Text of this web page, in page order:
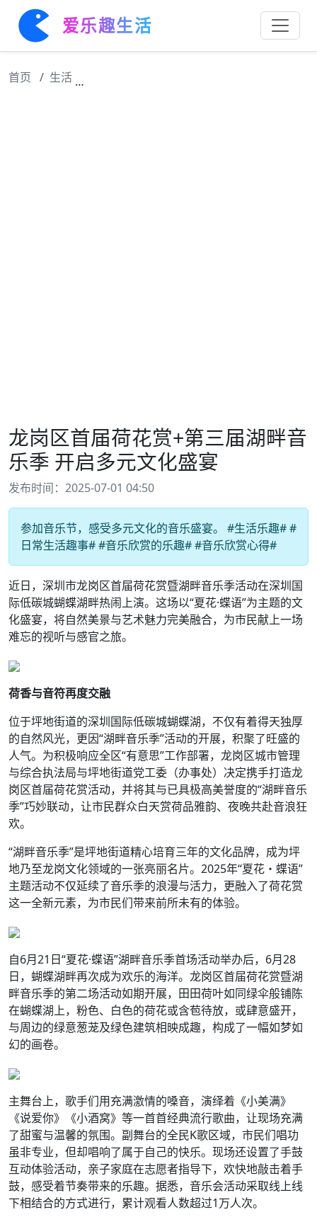
爱乐趣生活
首页 生活
龙岗区首届荷花赏+第三届湖畔音
乐季 开启多元文化盛宴
发布时间：2025-07-01 04:50
参加音乐节，感受多元文化的音乐盛宴。 #生活乐趣# #
日常生活趣事# #音乐欣赏的乐趣# #音乐欣赏心得#
近日，深圳市龙岗区首届荷花赏暨湖畔音乐季活动在深圳国
际低碳城蝴蝶湖畔热闹上演。这场以“夏花·蝶语”为主题的文
化盛宴，将自然美景与艺术魅力完美融合，为市民献上一场
难忘的视听与感官之旅。
荷香与音符再度交融
位于坪地街道的深圳国际低碳城蝴蝶湖，不仅有着得天独厚
的自然风光，更因“湖畔音乐季”活动的开展，积聚了旺盛的
人气。为积极响应全区“有意思”工作部署，龙岗区城市管理
与综合执法局与坪地街道党工委（办事处）决定携手打造龙
岗区首届荷花赏活动，并将其与已具极高美誉度的“湖畔音乐
季”巧妙联动，让市民群众白天赏荷品雅韵、夜晚共赴音浪狂
欢。
“湖畔音乐季”是坪地街道精心培育三年的文化品牌，成为坪
地乃至龙岗文化领域的一张亮丽名片。2025年“夏花・蝶语”
主题活动不仅延续了音乐季的浪漫与活力，更融入了荷花赏
这一全新元素，为市民们带来前所未有的体验。
自6月21日“夏花·蝶语”湖畔音乐季首场活动举办后，6月28
日，蝴蝶湖畔再次成为欢乐的海洋。龙岗区首届荷花赏暨湖
畔音乐季的第二场活动如期开展，田田荷叶如同绿伞般铺陈
在蝴蝶湖上，粉色、白色的荷花或含苞待放，或肆意盛开，
与周边的绿意葱茏及绿色建筑相映成趣，构成了一幅如梦如
幻的画卷。
主舞台上，歌手们用充满激情的嗓音，演绎着《小美满》
《说爱你》《小酒窝》等一首首经典流行歌曲，让现场充满
了甜蜜与温馨的氛围。副舞台的全民K歌区域，市民们唱功
虽非专业，但却唱响了属于自己的快乐。现场还设置了手鼓
互动体验活动，亲子家庭在志愿者指导下，欢快地敲击着手
鼓，感受着节奏带来的乐趣。据悉，音乐会活动采取线上线
下相结合的方式进行，累计观看人数超过1万人次。